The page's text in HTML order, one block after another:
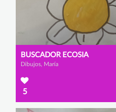
BUSCADOR ECOSIA
Dibujos, María
5